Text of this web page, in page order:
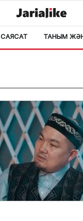
САЯСАТ ТАНЫМ